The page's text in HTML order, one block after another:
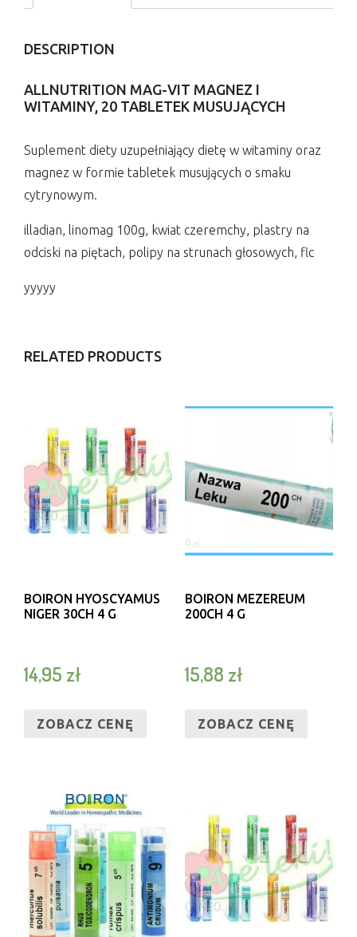
DESCRIPTION
ALLNUTRITION MAG-VIT MAGNEZ I
WITAMINY, 20 TABLETEK MUSUJĄCYCH
Suplement diety uzupełniający dietę w witaminy oraz
magnez w formie tabletek musujących o smaku
cytrynowym.
illadian, linomag 100g, kwiat czeremchy, plastry na
odciski na piętach, polipy na strunach głosowych, flc
yyyyy
RELATED PRODUCTS
BOIRON HYOSCYAMUS
NIGER 30CH 4 G
14,95 zł
ZOBACZ CENĘ
BOIRON MEZEREUM
200CH 4 G
15,88 zł
ZOBACZ CENĘ